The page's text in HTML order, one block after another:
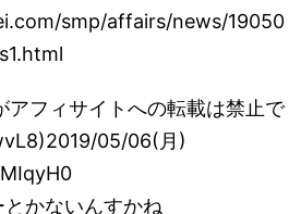
smp/affairs/news/19050
アフィサイトへの転載は禁止で
05/06(月)
かないんすかね